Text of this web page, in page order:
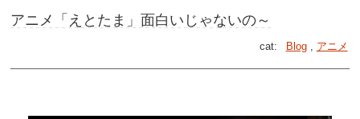
アニメ「えとたま」面白いじゃないの～
cat: Blog, アニメ